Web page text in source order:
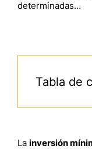
determinadas…
Tabla de
La inversión